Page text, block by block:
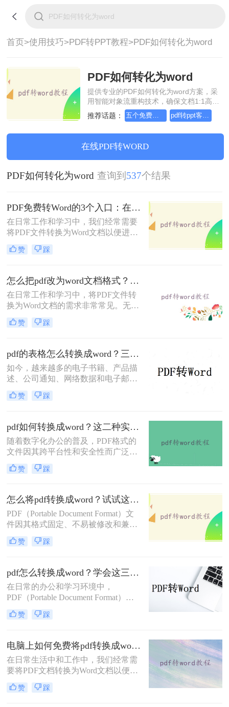
首页>使用技巧>PDF转PPT教程>PDF如何转化为word
PDF如何转化为word
提供专业的PDF如何转化为word方案，采
用智能对象流重构技术，确保文档1:1高保
真还原且排版不乱码。支持一键批量处
理，全链路 SSL 加密保障隐私安全。助您
装，高效办公。
推荐话题： 五个免费的pdf转换器转PPT pdf转ppt客户端
在线PDF转WORD
PDF如何转化为word 查询到 537个结果
PDF免费转Word的3个入口：在线、客户端、Word自带各有取舍！
在日常工作和学习中，我们经常需要
将PDF文件转换为Word文档以便进行
编辑和修改。那么怎样pdf免费转换成
word呢？本文将介绍三种免费将PDF
赞 踩
怎么把pdf改为word文档格式？给大家分享三种简单的转换方法！
在日常工作和学习中，将PDF文件转
换为Word文档的需求非常常见。无论
是为了编辑内容、重新排版还是与其
他工具兼容，掌握几种高效的转换方
为word文档格式呢？本文将介绍三种
将PDF转换为Word文档的方法。
赞 踩
pdf的表格怎么转换成word？三个方法轻松搞定！
如今，越来越多的电子书籍、产品描
述、公司通知、网络数据和电子邮件
开始使用PDF格式文件。Adobe设计
PDF文件格式的目的是支持跨平台、
是对网络信息发布的支持。为了实现
这一目标，PDF具有许多其他电子文
件格式无法比拟的优势。但是PDF却
不能直接编辑，因此需要pdf转word，
那么pdf的表格怎么转换成word呢？下
面就来看看吧。
赞 踩
pdf如何转换成word？这二种实用转换方法了解一下！
随着数字化办公的普及，PDF格式的
文件因其跨平台性和安全性而广泛应
用。然而，有时我们需要将PDF文件
转换为Word文档，以便进行编辑、修
word呢？本文将详细介绍两种常见的
PDF转Word的方法，帮助您轻松应对
各种转换需求。
赞 踩
怎么将pdf转换成word？试试这二种高效转换方法！
PDF（Portable Document Format）文
件因其格式固定、不易被修改和兼容
性强等特点，在文档传输和存储中得
到了广泛应用。然而，在某些情况
Word文档，以便进行编辑和修改。那
么怎么将pdf转换成word呢？本文将介
绍两种将PDF转换成Word的高效方
法。
赞 踩
pdf怎么转换成word？学会这三种简单的方法，1分钟轻松搞定！
在日常的办公和学习环境中，
PDF（Portable Document Format）因
其跨平台兼容性和保持文档原貌的特
性而广受欢迎。然而，当我们需要对
换为Word文档便成为了一个常见的需
求。那么pdf怎么转换成word呢？本文
将探讨几种将PDF转换成Word文档的
方法，帮助您轻松应对这一任务。
赞 踩
电脑上如何免费将pdf转换成word？分享2种实用方法！
在日常生活中和工作中，我们经常需
要将PDF文档转换为Word文档以便进
行编辑、修改或格式调整。那么电脑
上如何免费将pdf转换成word呢？本文
赞 踩